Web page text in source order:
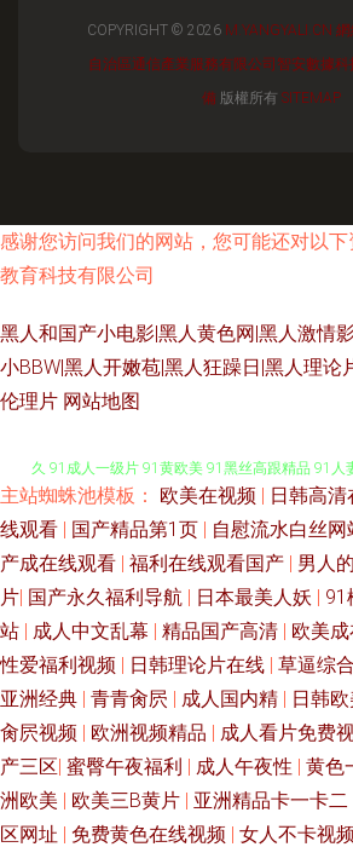
COPYRIGHT © 2026 M.YANGYALI.CN 網
自治區通信產業服務有限公司智安數據科
備 版權所有 SITEMAP
感谢您访问我们的网站，您可能还对以
教育科技有限公司
黑人和国产小电影|黑人黄色网|黑人激情
小BBW|黑人开嫩苞|黑人狂躁日|黑人理论
伦理片 网站地图
成人午夜无码福利视频 影音先锋AV资源人妻 97
久 91成人一级片 91黄欧美 91黑丝高跟精品 91人
91免费在线破视频 微拍福利伦理 五月伊人大香蕉
狼人 91福利视频夜 黄色片视频网站欧美 AV女优无
香蕉999狼 国产精品久久福利 精品久久99多吊 毛
视讯一区 人妖自蔚 日本韩国在线不卡视频 丝袜
主站蜘蛛池模板： 欧美在视频 | 日韩高
线观看 | 国产精品第1页 | 自慰流水白丝网
产成在线观看 | 福利在线观看国产 | 男人
片| 国产永久福利导航 | 日本最美人妖 | 91
站 | 成人中文乱幕 | 精品国产高清 | 欧美
性爱福利视频 | 日韩理论片在线 | 草逼综合
亚洲经典 | 青青肏屄 | 成人国内精 | 日韩
肏屄视频 | 欧洲视频精品 | 成人看片免费
产三区| 蜜臀午夜福利 | 成人午夜性 | 黄色
洲欧美 | 欧美三B黄片 | 亚洲精品卡一卡二
区网址 | 免费黄色在线视频 | 女人不卡视频